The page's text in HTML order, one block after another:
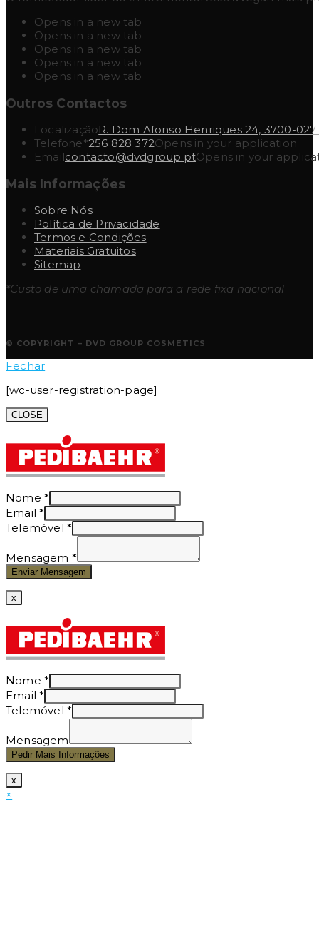
Opens in a new tab
Opens in a new tab
Opens in a new tab
Opens in a new tab
Opens in a new tab
Outros Contactos
LocalizaçãoR. Dom Afonso Henriques 24, 3700-
Telefone*256 828 372Opens in your application
Emailcontacto@dvdgroup.ptOpens in your
Mais Informações
Sobre Nós
Política de Privacidade
Termos e Condições
Materiais Gratuitos
Sitemap
*Custo de uma chamada para a rede fixa nacional
© COPYRIGHT – DVD GROUP COSMETICS
Fechar
[wc-user-registration-page]
CLOSE
Nome *
Email*
Telemóvel *
Mensagem *
Enviar Mensagem
x
Nome *
Email*
Telemóvel *
Mensagem
Pedir Mais Informações
x
×